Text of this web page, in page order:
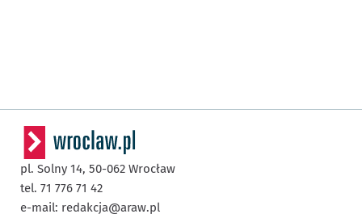
pl. Solny 14, 50-062 Wrocław
tel. 71 776 71 42
e-mail: redakcja@araw.pl